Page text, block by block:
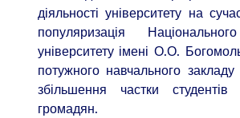
діяльності університету на
популяризація
університету імені О.О.
потужного навчального
збільшення частки
громадян.